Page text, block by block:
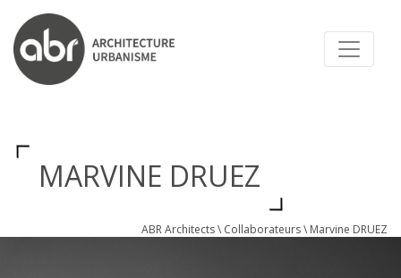
ABR ARCHITECTS
MARVINE DRUEZ
ABR Architects\ Collaborateurs\ Marvine DRUEZ